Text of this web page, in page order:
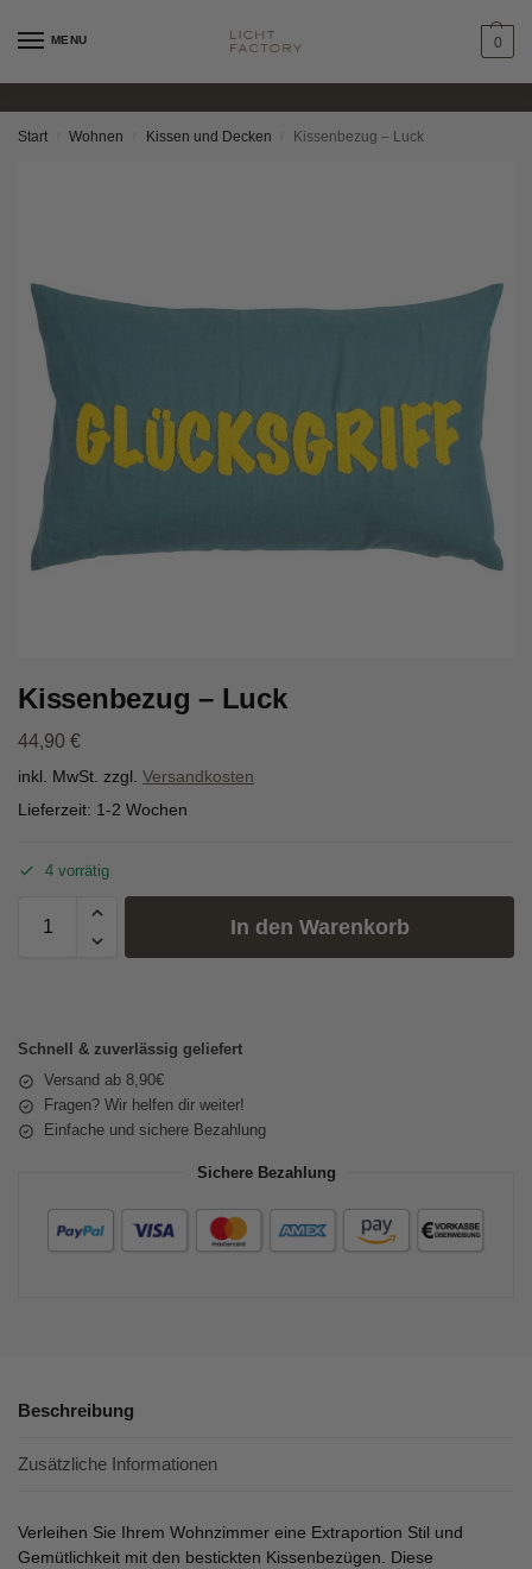
MENU 0
Start Wohnen Kissen und Decken Kissenbezug – Luck
Kissenbezug – Luck
44,90 €
inkl. MwSt. zzgl. Versandkosten
Lieferzeit: 1-2 Wochen
4 vorrätig
In den Warenkorb
Schnell & zuverlässig geliefert
Versand ab 8,90€
Fragen? Wir helfen dir weiter!
Einfache und sichere Bezahlung
Sichere Bezahlung
Beschreibung
Zusätzliche Informationen
Verleihen Sie Ihrem Wohnzimmer eine Extraportion Stil und
Gemütlichkeit mit den bestickten Kissenbezügen. Diese